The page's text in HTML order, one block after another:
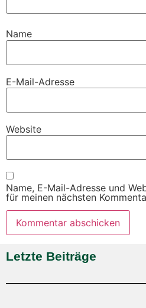
Name
E-Mail-Adresse
Website
Name, E-Mail-Adresse und
für meinen nächsten
Letzte Beiträge